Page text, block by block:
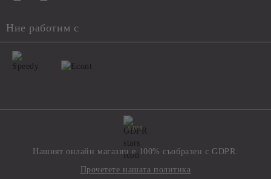
Ние работим с
GDPR
Нашият онлайн магазин е 100% съобразен с GDPR.
Прочетете нашата политика